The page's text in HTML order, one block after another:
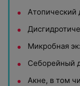
Атопический
Микробная
Себорейный
Акне, в том